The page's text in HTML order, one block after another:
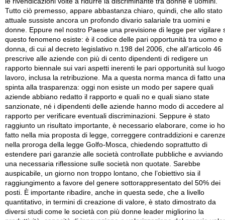
Tutto ciò premesso, appare abbastanza chiaro, quindi, che allo stato
attuale sussiste ancora un profondo divario salariale tra uomini e
donne. Eppure nel nostro Paese una previsione di legge per vigilare
questo fenomeno esiste: è il codice delle pari opportunità tra uomo e
donna, di cui al decreto legislativo n.198 del 2006, che all’articolo 46
prescrive alle aziende con più di cento dipendenti di redigere un
rapporto biennale sui vari aspetti inerenti le pari opportunità sul
lavoro, inclusa la retribuzione. Ma a questa norma manca di fatto una
spinta alla trasparenza: oggi non esiste un modo per sapere quali
aziende abbiano redatto il rapporto e quali no e quali siano state
sanzionate, né i dipendenti delle aziende hanno modo di accedere al
rapporto per verificare eventuali discriminazioni. Seppure è stato
raggiunto un risultato importante, è necessario elaborare, come io ho
fatto nella mia proposta di legge, correggere contraddizioni e
nella proroga della legge Golfo-Mosca, chiedendo soprattutto di
estendere pari garanzie alle società controllate pubbliche e avviando
una necessaria riflessione sulle società non quotate. Sarebbe
auspicabile, un giorno non troppo lontano, che l’obiettivo sia il
raggiungimento a favore del genere sottorappresentato del 50% dei
posti. È importante ribadire, anche in questa sede, che a livello
quantitativo, in termini di creazione di valore, è stato dimostrato da
diversi studi come le società con più donne leader migliorino la